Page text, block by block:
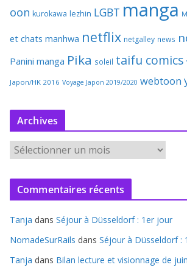
oon kurokawa lezhin LGBT manga
et chats manhwa netflix netgalley news
Panini manga Pika soleil taifu comics
Japon/HK 2016 Voyage Japon 2019/2020 webtoon
Archives
r
c
v
e
Commentaires récents
Tanja dans Séjour à Düsseldorf : 1er jour
NomadeSurRails dans Séjour à Düsseldorf :
Tanja dans Bilan lecture et visionnage de